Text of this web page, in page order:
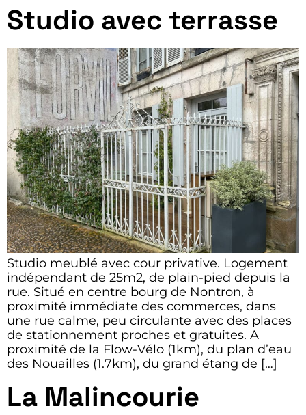
Studio avec terrasse
Studio meublé avec cour privative. Logement
indépendant de 25m2, de plain-pied depuis la
rue. Situé en centre bourg de Nontron, à
proximité immédiate des commerces, dans
une rue calme, peu circulante avec des places
de stationnement proches et gratuites. A
proximité de la Flow-Vélo (1km), du plan d’eau
des Nouailles (1.7km), du grand étang de […]
La Malincourie